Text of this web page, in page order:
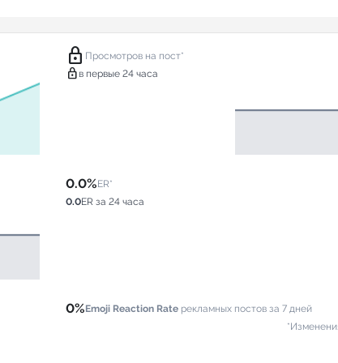
lock Просмотров на пост*
lock в первые 24 часа
0.0%ER*
0.0ER за 24 часа
0%Emoji Reaction Rate рекламных постов за 7 дней